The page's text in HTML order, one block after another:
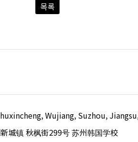
목록
Wujiang, Suzhou,
城镇 秋枫街299号 苏州韩国学校